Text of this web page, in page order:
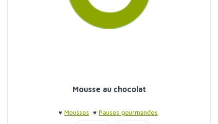
Mousse au chocolat
♥ Mousses ♥ Pauses gourmandes